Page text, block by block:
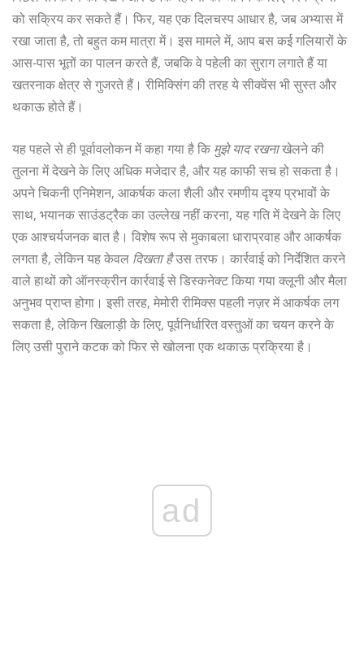
को सक्रिय कर सकते हैं। फिर, यह एक दिलचस्प आधार है, जब अभ्यास में
रखा जाता है, तो बहुत कम मात्रा में। इस मामले में, आप बस कई गलियारों के
आस-पास भूतों का पालन करते हैं, जबकि वे पहेली का सुराग लगाते हैं या
खतरनाक क्षेत्र से गुजरते हैं। रीमिक्सिंग की तरह ये सीक्वेंस भी सुस्त और
थकाऊ होते हैं।
यह पहले से ही पूर्वावलोकन में कहा गया है कि मुझे याद रखनाखेलने की
तुलना में देखने के लिए अधिक मजेदार है, और यह काफी सच हो सकता है।
अपने चिकनी एनिमेशन, आकर्षक कला शैली और रमणीय दृश्य प्रभावों के
साथ, भयानक साउंडट्रैक का उल्लेख नहीं करना, यह गति में देखने के लिए
एक आश्चर्यजनक बात है। विशेष रूप से मुकाबला धाराप्रवाह और आकर्षक
लगता है, लेकिन यह केवल दिखता हैउस तरफ। कार्रवाई को निर्देशित करने
वाले हाथों को ऑनस्क्रीन कार्रवाई से डिस्कनेक्ट किया गया क्लूनी और मैला
अनुभव प्राप्त होगा। इसी तरह, मेमोरी रीमिक्स पहली नज़र में आकर्षक लग
सकता है, लेकिन खिलाड़ी के लिए, पूर्वनिर्धारित वस्तुओं का चयन करने के
लिए उसी पुराने कटक को फिर से खोलना एक थकाऊ प्रक्रिया है।
ad